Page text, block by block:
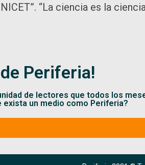
“La ciencia es la
Periferia!
de lectores que todos los
exista un medio como Periferia?